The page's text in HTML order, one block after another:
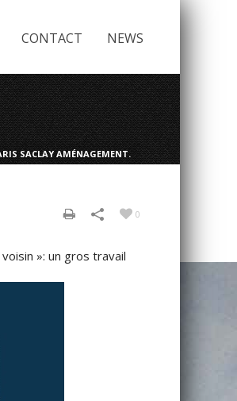
CONTACT NEWS
SACLAY AMÉNAGEMENT.
0
»: un gros travail